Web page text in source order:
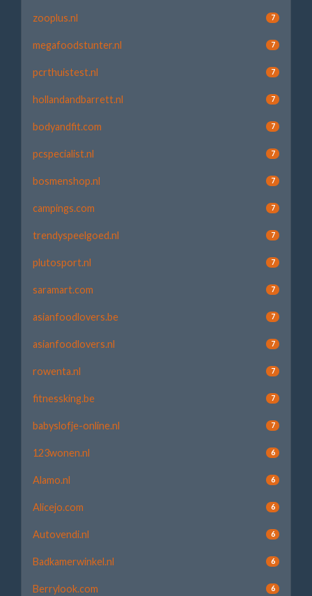
zooplus.nl 7
megafoodstunter.nl 7
pcrthuistest.nl 7
hollandandbarrett.nl 7
bodyandfit.com 7
pcspecialist.nl 7
bosmenshop.nl 7
campings.com 7
trendyspeelgoed.nl 7
plutosport.nl 7
saramart.com 7
asianfoodlovers.be 7
asianfoodlovers.nl 7
rowenta.nl 7
fitnessking.be 7
babyslofje-online.nl 7
123wonen.nl 6
Alamo.nl 6
Alicejo.com 6
Autovendi.nl 6
Badkamerwinkel.nl 6
Berrylook.com 6